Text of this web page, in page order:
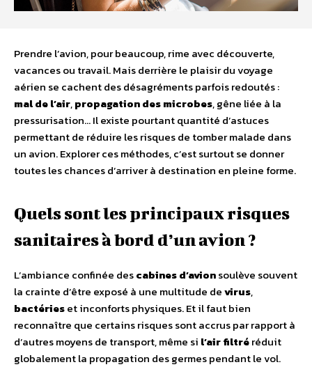
Prendre l’avion, pour beaucoup, rime avec découverte,
vacances ou travail. Mais derrière le plaisir du voyage
aérien se cachent des désagréments parfois redoutés :
mal de l’air,propagation des microbes, gêne liée à la
pressurisation… Il existe pourtant quantité d’astuces
permettant de réduire les risques de tomber malade dans
un avion. Explorer ces méthodes, c’est surtout se donner
toutes les chances d’arriver à destination en pleine forme.
Quels sont les principaux risques
sanitaires à bord d’un avion ?
L’ambiance confinée descabines d’avionsoulève souvent
la crainte d’être exposé à une multitude devirus,
bactérieset inconforts physiques. Et il faut bien
reconnaître que certains risques sont accrus par rapport à
d’autres moyens de transport, même si l’air filtréréduit
globalement la propagation des germes pendant le vol.